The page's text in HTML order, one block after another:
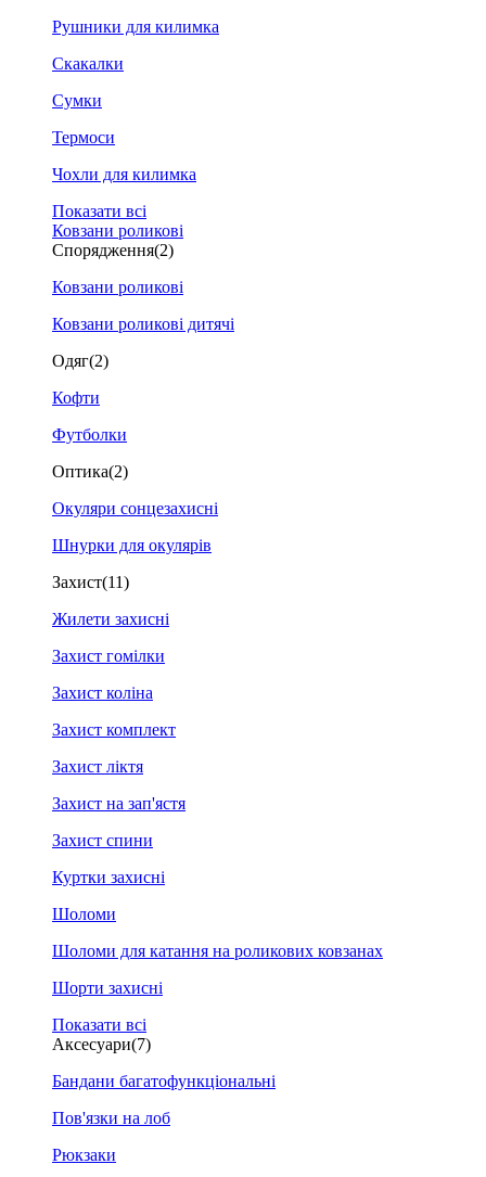
Рушники для килимка
Скакалки
Сумки
Термоси
Чохли для килимка
Показати всі
Ковзани роликові
Спорядження(2)
Ковзани роликові
Ковзани роликові дитячі
Одяг(2)
Кофти
Футболки
Оптика(2)
Окуляри сонцезахисні
Шнурки для окулярів
Захист(11)
Жилети захисні
Захист гомілки
Захист коліна
Захист комплект
Захист ліктя
Захист на зап'ястя
Захист спини
Куртки захисні
Шоломи
Шоломи для катання на роликових ковзанах
Шорти захисні
Показати всі
Аксесуари(7)
Бандани багатофункціональні
Пов'язки на лоб
Рюкзаки